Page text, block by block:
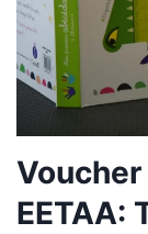
Voucher
ΕΕΤΑΑ: